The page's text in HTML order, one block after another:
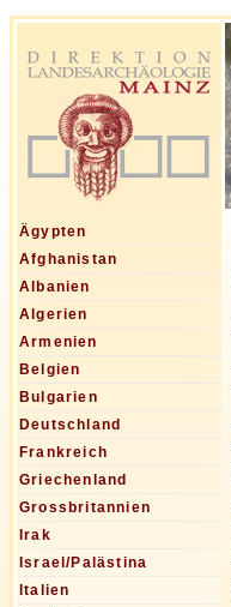
Ägypten
Afghanistan
Albanien
Algerien
Armenien
Belgien
Bulgarien
Deutschland
Frankreich
Griechenland
Grossbritannien
Irak
Israel/Palästina
Italien